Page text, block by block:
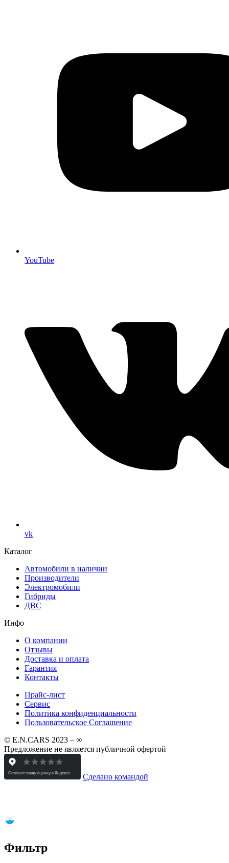
YouTube
vk
Каталог
Автомобили в наличии
Производители
Электромобили
Гибриды
ДВС
Инфо
О компании
Отзывы
Доставка и оплата
Гарантия
Контакты
Прайс-лист
Сервис
Политика конфиденциальности
Пользовательское Соглашение
© E.N.CARS 2023 – ∞
Предложение не является публичной офертой
Сделано командой
Фильтр